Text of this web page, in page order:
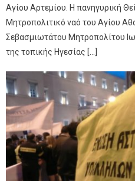
Αγίου Αρτεμίου. Η πανηγυρική
Μητροπολιτικό ναό του Αγίου
Σεβασμιωτάτου Μητροπολίτου
της τοπικής Ηγεσίας […]